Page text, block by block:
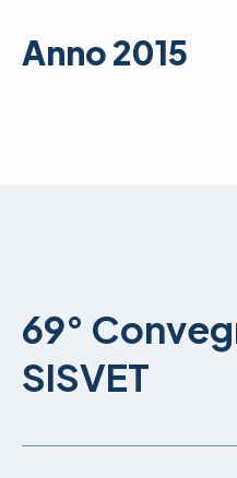
Anno 2015
69°
SISVET